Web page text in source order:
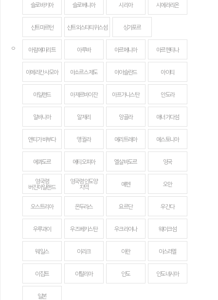
슬로바키아 슬로베니아 시리아 시에라리온
신트마르턴 신트외스타티위스섬 싱가포르
ㅇ 아랍에미리트 아루바 아르메니아 아르헨티나
아메리칸 사모아 아소르스 제도 아이슬란드 아이티
아일랜드 아제르바이잔 아프가니스탄 안도라
알바니아 알제리 앙골라 애너가다섬
앤티가 바부다 앵귈라 에리트레아 에스토니아
에콰도르 에티오피아 엘살바도르 영국
영국령
버진아일랜드
영국령 인도양
지역
예멘 오만
오스트리아 온두라스 요르단 우간다
우루과이 우즈베키스탄 우크라이나 웨이크섬
웨일스 이라크 이란 이스라엘
이집트 이탈리아 인도 인도네시아
일본